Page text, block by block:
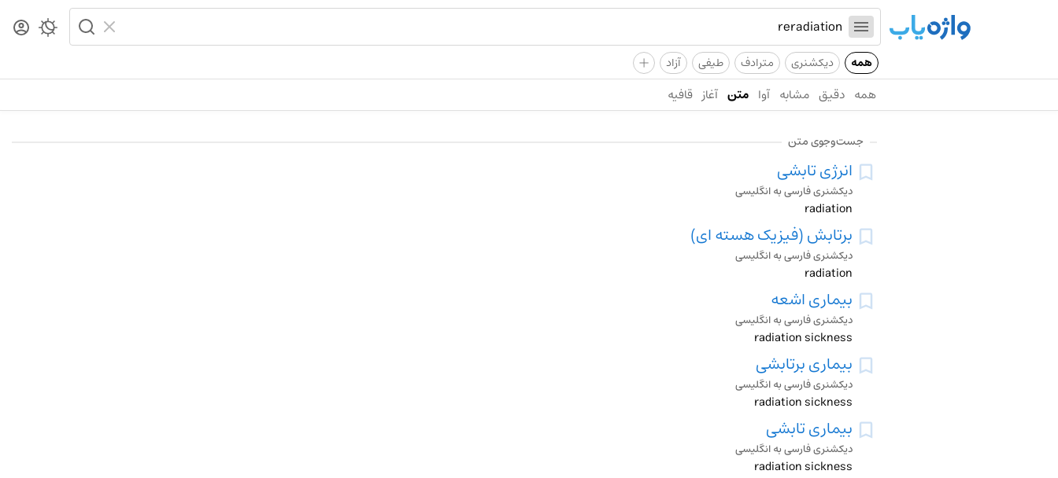
همه دیکشنری مترادف طیفی آزاد +
همه دقیق مشابه آوا متن آغاز قافیه
جست‌وجوی متن
انرژی تابشی
دیکشنری فارسی به انگلیسی
radiation
برتابش (فیزیک هسته ای)
دیکشنری فارسی به انگلیسی
radiation
بیماری اشعه
دیکشنری فارسی به انگلیسی
radiation sickness
بیماری برتابشی
دیکشنری فارسی به انگلیسی
radiation sickness
بیماری تابشی
دیکشنری فارسی به انگلیسی
radiation sickness